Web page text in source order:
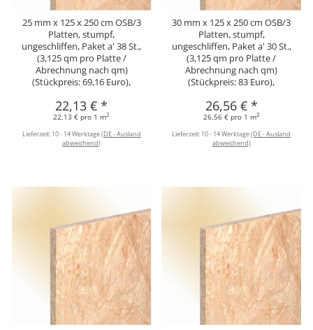
25 mm x 125 x 250 cm OSB/3
Platten, stumpf,
ungeschliffen, Paket a' 38 St.,
(3,125 qm pro Platte /
Abrechnung nach qm)
(Stückpreis: 69,16 Euro),
22,13 €*
22,13 € pro 1 m2
Lieferzeit: 10 - 14 Werktage(DE - Ausland
abweichend)
30 mm x 125 x 250 cm OSB/3
Platten, stumpf,
ungeschliffen, Paket a' 30 St.,
(3,125 qm pro Platte /
Abrechnung nach qm)
(Stückpreis: 83 Euro),
26,56 € *
26,56 € pro 1 m2
Lieferzeit: 10 - 14 Werktage(DE - Ausland
abweichend)